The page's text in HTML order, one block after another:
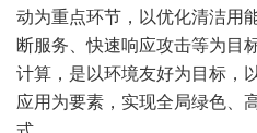
动为重点环节，以优化清洁用
断服务、快速响应攻击等为目
计算，是以环境友好为目标，
应用为要素，实现全局绿色、